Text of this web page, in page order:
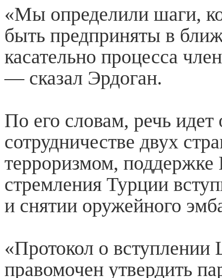
«Мы определили шаги,
быть предприняты в
касательно процесса
— сказал Эрдоган.
По его словам, речь идет
сотрудничестве двух
терроризмом,
стремления Турции
и снятии оружейного
«Протокол о
правомочен утвердить